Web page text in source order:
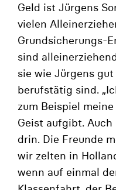
Geld ist Jürgens
vielen
Grundsicherungs-
sind
sie wie Jürgens
berufstätig sind.
zum Beispiel
Geist aufgibt.
drin. Die Freunde
wir zelten in
wenn auf einmal